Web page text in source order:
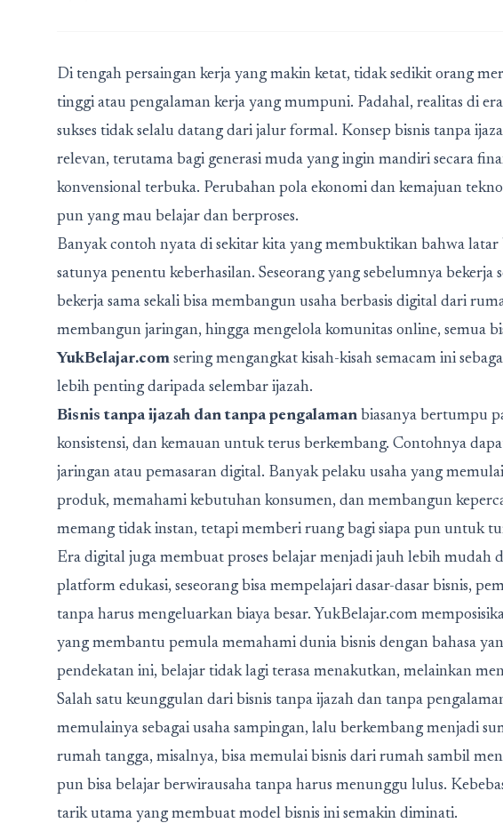
Di tengah persaingan kerja yang makin ketat, tidak sedikit orang
tinggi atau pengalaman kerja yang mumpuni. Padahal, realitas di
sukses tidak selalu datang dari jalur formal. Konsep bisnis tanpa
relevan, terutama bagi generasi muda yang ingin mandiri secara
konvensional terbuka. Perubahan pola ekonomi dan kemajuan
pun yang mau belajar dan berproses.
Banyak contoh nyata di sekitar kita yang membuktikan bahwa
satunya penentu keberhasilan. Seseorang yang sebelumnya
bekerja sama sekali bisa membangun usaha berbasis digital dari
membangun jaringan, hingga mengelola komunitas online, semua
YukBelajar.com sering mengangkat kisah-kisah semacam ini
lebih penting daripada selembar ijazah.
Bisnis tanpa ijazah dan tanpa pengalaman biasanya bertumpu
konsistensi, dan kemauan untuk terus berkembang. Contohnya
jaringan atau pemasaran digital. Banyak pelaku usaha yang
produk, memahami kebutuhan konsumen, dan membangun
memang tidak instan, tetapi memberi ruang bagi siapa pun untuk
Era digital juga membuat proses belajar menjadi jauh lebih mudah
platform edukasi, seseorang bisa mempelajari dasar-dasar bisnis,
tanpa harus mengeluarkan biaya besar. YukBelajar.com
yang membantu pemula memahami dunia bisnis dengan bahasa
pendekatan ini, belajar tidak lagi terasa menakutkan, melainkan
Salah satu keunggulan dari bisnis tanpa ijazah dan tanpa
memulainya sebagai usaha sampingan, lalu berkembang menjadi
rumah tangga, misalnya, bisa memulai bisnis dari rumah sambil
pun bisa belajar berwirausaha tanpa harus menunggu lulus.
tarik utama yang membuat model bisnis ini semakin diminati.